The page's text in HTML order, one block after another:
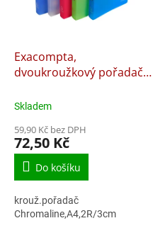
u
Exacompta,
dvoukroužkový pořadač
hřbet 40 mm, PP, mix
Skladem
59,90 Kč bez DPH
72,50 Kč
Do košíku
krouž.pořadač
Chromaline,A4,2R/3cm